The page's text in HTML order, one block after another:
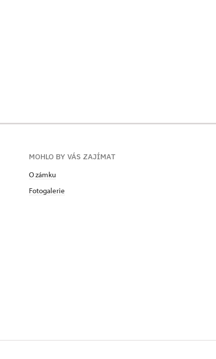
MOHLO BY VÁS ZAJÍMAT
O zámku
Fotogalerie